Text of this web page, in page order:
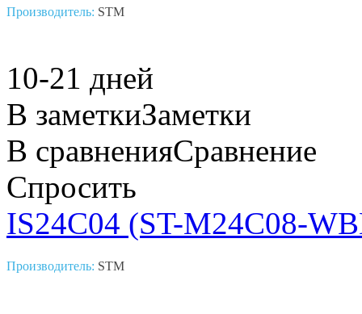
Производитель: STM
10-21 дней
В заметкиЗаметки
В сравненияСравнение
Спросить
IS24C04 (ST-M24C08-
Производитель: STM